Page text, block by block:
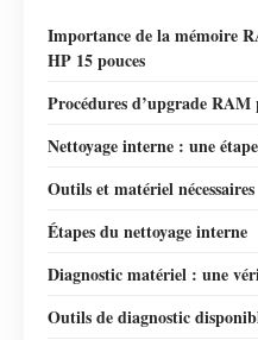
Importance de la mémoire
HP 15 pouces
Procédures d’upgrade
Nettoyage interne : une
Outils et matériel nécessaires
Étapes du nettoyage interne
Diagnostic matériel : une
Outils de diagnostic